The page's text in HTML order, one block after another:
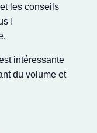
les conseils
!
intéressante
du volume et